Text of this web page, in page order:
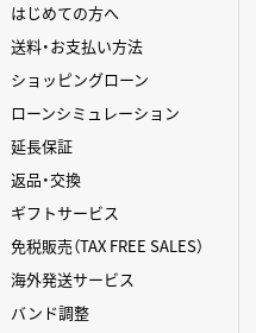
はじめての方へ
送料・お支払い方法
ショッピングローン
ローンシミュレーション
延長保証
返品・交換
ギフトサービス
免税販売（TAX FREE SALES）
海外発送サービス
バンド調整